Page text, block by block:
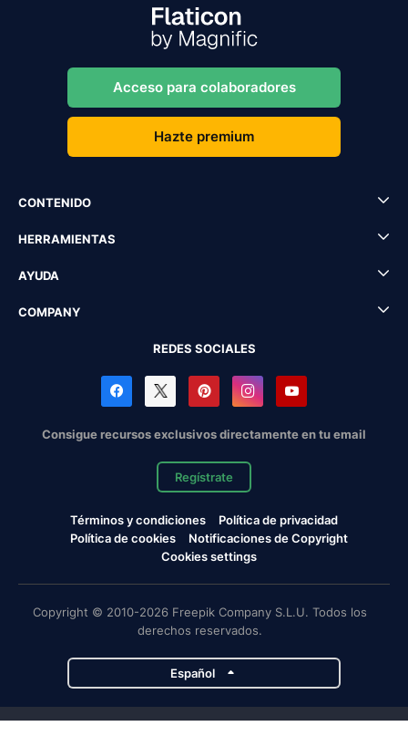
Acceso para colaboradores
Hazte premium
CONTENIDO
HERRAMIENTAS
AYUDA
COMPANY
REDES SOCIALES
Consigue recursos exclusivos directamente en tu email
Regístrate
Términos y condiciones
Política de privacidad
Política de cookies
Notificaciones de Copyright
Cookies settings
Copyright © 2010-2026 Freepik Company S.L.U. Todos los
derechos reservados.
Español